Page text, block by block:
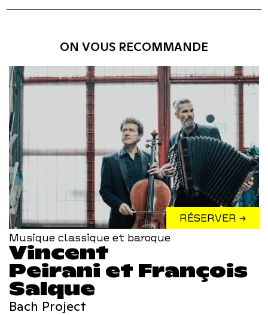
ON VOUS RECOMMANDE
RÉSERVER →
Musique classique et baroque
Vincent
Peirani et François
Salque
Bach Project